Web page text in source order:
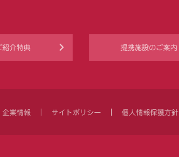
紹介特典 提携施設のご案内
企業情報 サイトポリシー 個人情報保護方針